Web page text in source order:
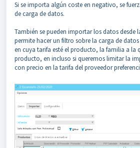
Si se importa algún coste en negativo, se
de carga de datos.
También se pueden importar los datos desde
permite hacer un filtro sobre la carga de
en cuya tarifa esté el producto, la familia a la
producto, en incluso si queremos limitar la
con precio en la tarifa del proveedor